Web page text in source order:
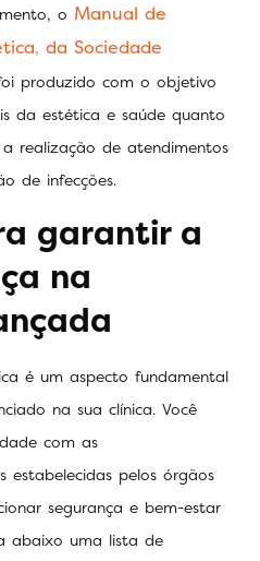
o Manual de
, da Sociedade
produzido com o objetivo
da estética e saúde quanto
realização de atendimentos
de infecções.
garantir a
na
é um aspecto fundamental
na sua clínica. Você
com as
estabelecidas pelos órgãos
segurança e bem-estar
abaixo uma lista de